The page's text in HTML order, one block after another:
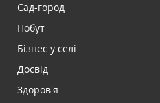
Сад-город
Побут
Бізнес у селі
Досвід
Здоров'я